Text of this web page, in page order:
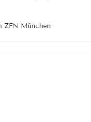
ZFN München